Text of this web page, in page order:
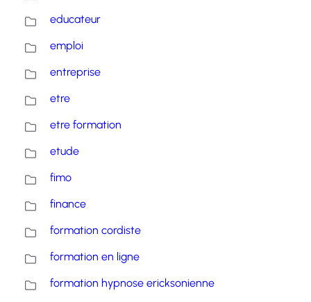
educateur
emploi
entreprise
etre
etre formation
etude
fimo
finance
formation cordiste
formation en ligne
formation hypnose ericksonienne